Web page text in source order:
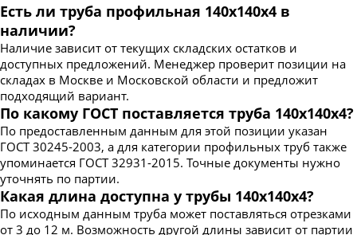
Есть ли труба профильная 140х140х4 в
наличии?
Наличие зависит от текущих складских остатков и
доступных предложений. Менеджер проверит позиции на
складах в Москве и Московской области и предложит
подходящий вариант.
По какому ГОСТ поставляется труба 140х140х4?
По предоставленным данным для этой позиции указан
ГОСТ 30245-2003, а для категории профильных труб также
упоминается ГОСТ 32931-2015. Точные документы нужно
уточнять по партии.
Какая длина доступна у трубы 140х140х4?
По исходным данным труба может поставляться отрезками
от 3 до 12 м. Возможность другой длины зависит от партии